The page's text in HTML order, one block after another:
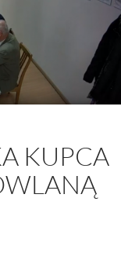
KUPCA